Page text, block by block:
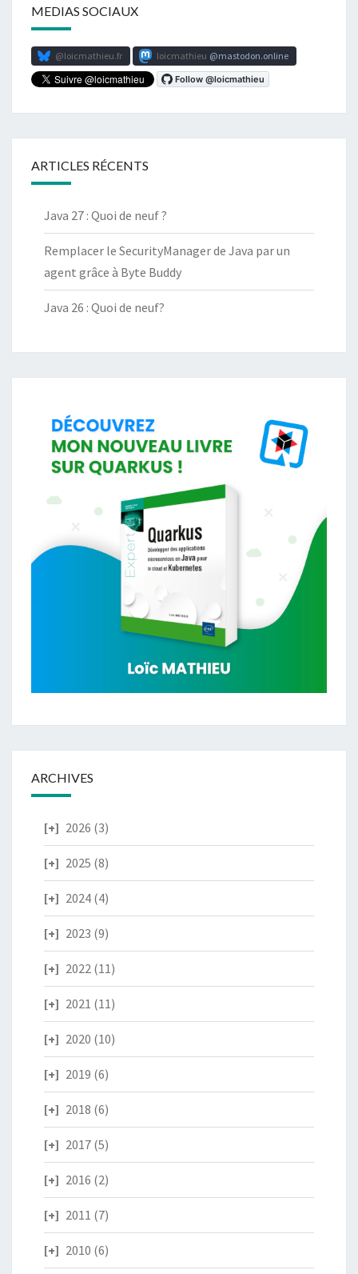
MEDIAS SOCIAUX
@loicmathieu.fr loicmathieu mastodon.online
ARTICLES RÉCENTS
Java 27 : Quoi de neuf ?
Remplacer le SecurityManager de Java par un
agent grâce à Byte Buddy
Java 26 : Quoi de neuf?
ARCHIVES
2026 (3)
2025 (8)
2024 (4)
2023 (9)
2022 (11)
2021 (11)
2020 (10)
2019 (6)
2018 (6)
2017 (5)
2016 (2)
2011 (7)
2010 (6)